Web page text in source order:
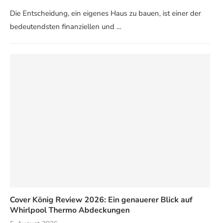
Die Entscheidung, ein eigenes Haus zu bauen, ist einer der
bedeutendsten finanziellen und …
Cover König Review 2026: Ein genauerer Blick auf
Whirlpool Thermo Abdeckungen